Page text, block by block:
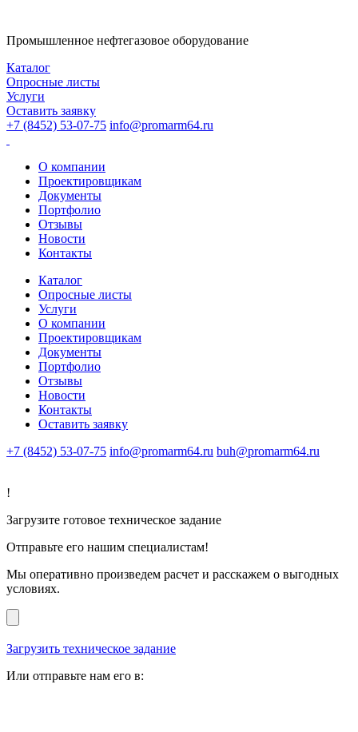
Промышленное нефтегазовое оборудование
Каталог
Опросные листы
Услуги
Оставить заявку
+7 (8452) 53-07-75 info@promarm64.ru
О компании
Проектировщикам
Документы
Портфолио
Отзывы
Новости
Контакты
Каталог
Опросные листы
Услуги
О компании
Проектировщикам
Документы
Портфолио
Отзывы
Новости
Контакты
Оставить заявку
+7 (8452) 53-07-75 info@promarm64.ru buh@promarm64.ru
!
Загрузите готовое техническое задание
Отправьте его нашим специалистам!
Мы оперативно произведем расчет и расскажем о выгодных
условиях.
Загрузить техническое задание
Или отправьте нам его в: